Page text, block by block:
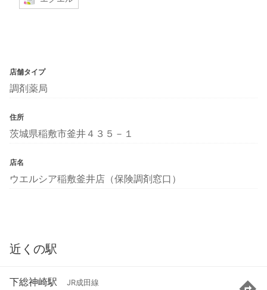
店舗タイプ
調剤薬局
住所
茨城県稲敷市釜井４３５－１
店名
ウエルシア稲敷釜井店（保険調剤窓口）
近くの駅
下総神崎駅 JR成田線